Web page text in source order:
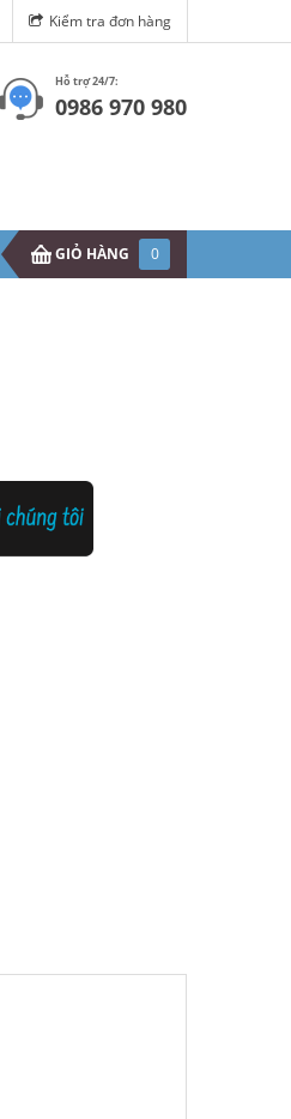
Kiểm tra đơn hàng
Hỗ trợ 24/7:
0986 970 980
GIỎ HÀNG 0